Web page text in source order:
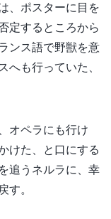
、ポスターに目を
定するところから
ンス語で野獣を意
へも行っていた、
オペラにも行け
けた、と口にする
追うネルラに、幸
す。